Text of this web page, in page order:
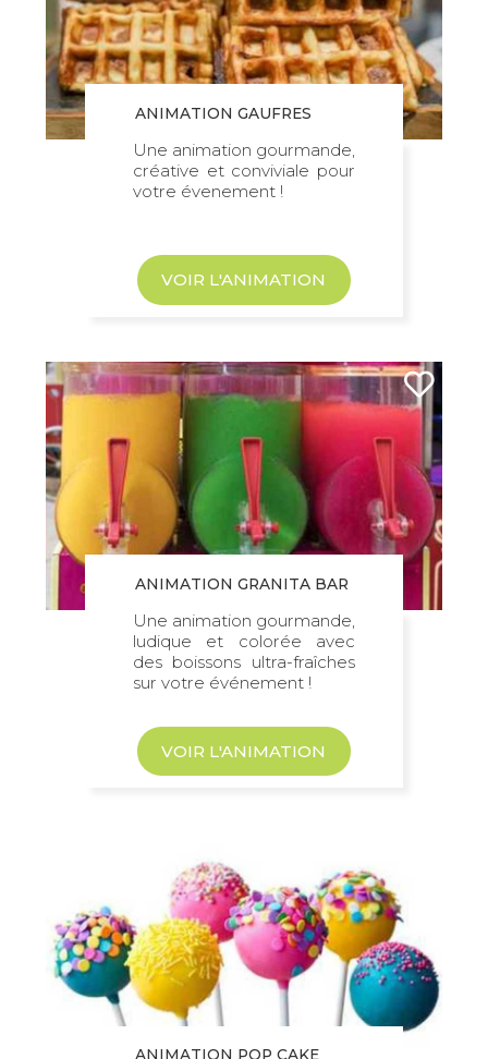
ANIMATION GAUFRES
Une animation gourmande,
créative et conviviale pour
votre évenement !
VOIR L'ANIMATION
ANIMATION GRANITA BAR
Une animation gourmande,
ludique et colorée avec
des boissons ultra-fraîches
sur votre événement !
VOIR L'ANIMATION
ANIMATION POP CAKE